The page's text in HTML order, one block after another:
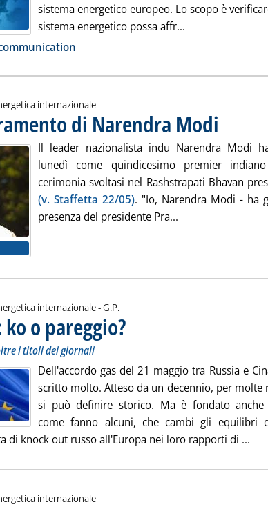
sistema energetico europeo. Lo scopo è
sistema energetico possa affr... Leggi tutta la
alla notizia
internazionale
di Narendra Modi
Il leader nazionalista indu Narendra Modi
lunedì come quindicesimo premier
cerimonia svoltasi nel Rashstrapati Bhavan
(v. Staffetta 22/05). "Io, Narendra Modi - ha
presenza del presidente Pra... Leggi tutta la
internazionale -di:
G.P.
ko o pareggio?. Sottotitolo: L'accordo con la Cina oltre i
. Pubblicata venerdì 23 maggio 2014 alle
i titoli dei giornali
Dell'accordo gas del 21 maggio tra Russia e
scritto molto. Atteso da un decennio, per molte
si può definire storico. Ma è fondato anche
come fanno alcuni, che cambi gli equilibri
di knock out russo all'Europa nei loro rapporti di ...
internazionale